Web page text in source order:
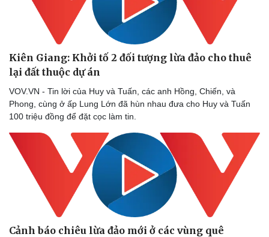
Kiên Giang: Khởi tố 2 đối tượng lừa đảo cho thuê
lại đất thuộc dự án
VOV.VN - Tin lời của Huy và Tuấn, các anh Hồng, Chiến, và
Phong, cùng ở ấp Lung Lớn đã hùn nhau đưa cho Huy và Tuấn
100 triệu đồng để đặt cọc làm tin.
Cảnh báo chiêu lừa đảo mới ở các vùng quê